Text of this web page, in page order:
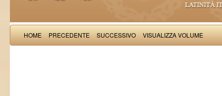
HOME PRECEDENTE SUCCESSIVO VISUALIZZA VOLUME